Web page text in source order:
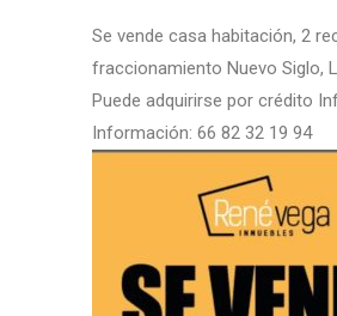
Se vende casa habitación, 2
fraccionamiento Nuevo Siglo,
Puede adquirirse por crédito
Información: 66 82 32 19 94